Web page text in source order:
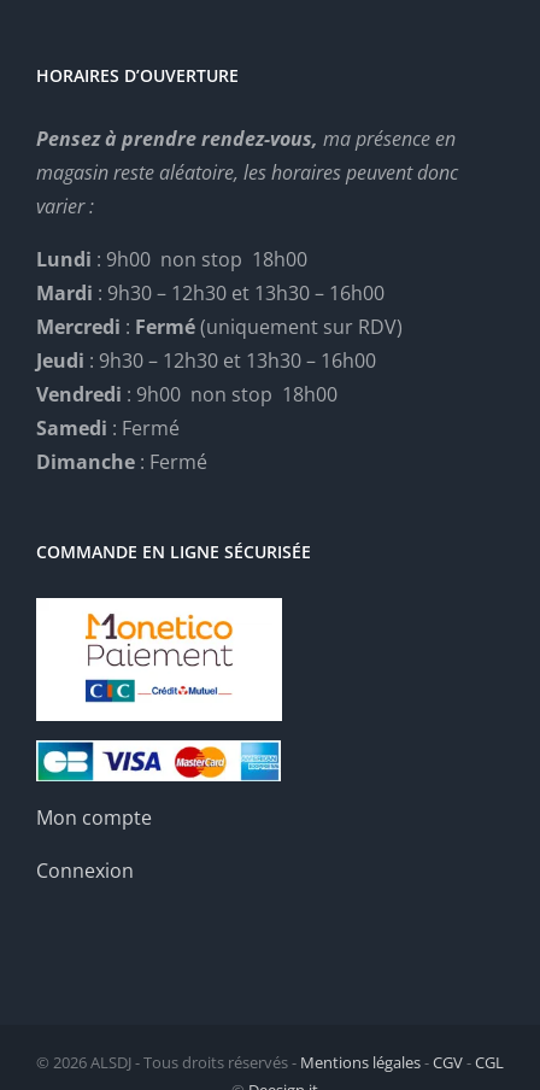
HORAIRES D’OUVERTURE
Pensez à prendre rendez-vous, ma présence en
magasin reste aléatoire, les horaires peuvent donc
varier :
Lundi : 9h00 non stop 18h00
Mardi : 9h30 – 12h30 et 13h30 – 16h00
Mercredi : Fermé(uniquement sur RDV)
Jeudi : 9h30 – 12h30 et 13h30 – 16h00
Vendredi : 9h00 non stop 18h00
Samedi : Fermé
Dimanche : Fermé
COMMANDE EN LIGNE SÉCURISÉE
Mon compte
Connexion
© 2026 ALSDJ - Tous droits réservés - Mentions légales-CGV-CGL